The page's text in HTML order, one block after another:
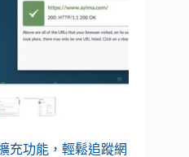
充功能，輕鬆追蹤網